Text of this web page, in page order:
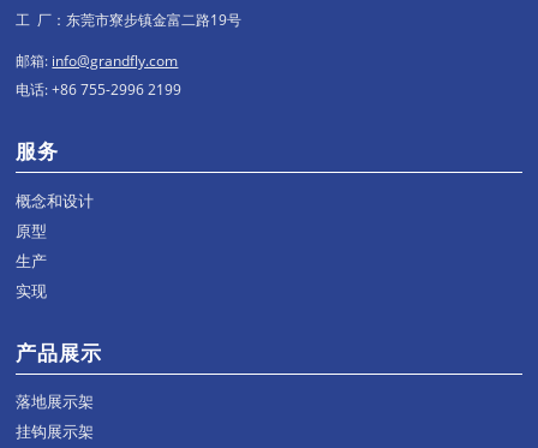
工 厂：东莞市寮步镇金富二路19号
邮箱: info@grandfly.com
电话: +86 755-2996 2199
服务
概念和设计
原型
生产
实现
产品展示
落地展示架
挂钩展示架